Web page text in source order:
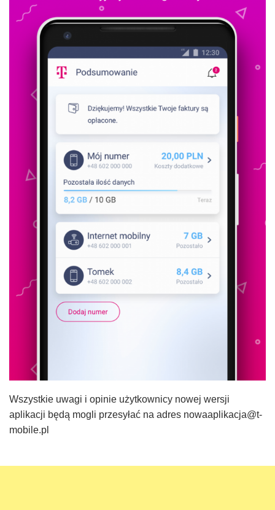
Wszystkie uwagi i opinie użytkownicy nowej wersji
aplikacji będą mogli przesyłać na adres nowaaplikacja@t-
mobile.pl